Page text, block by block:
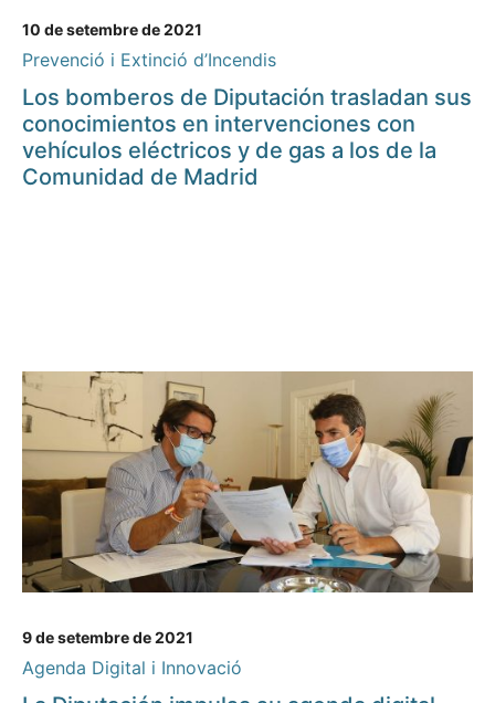
10 de setembre de 2021
Prevenció i Extinció d’Incendis
Los bomberos de Diputación trasladan sus
conocimientos en intervenciones con
vehículos eléctricos y de gas a los de la
Comunidad de Madrid
9 de setembre de 2021
Agenda Digital i Innovació